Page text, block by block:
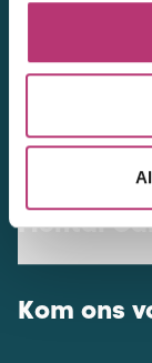
NL Mental
Vacatures
Mental
Kom ons